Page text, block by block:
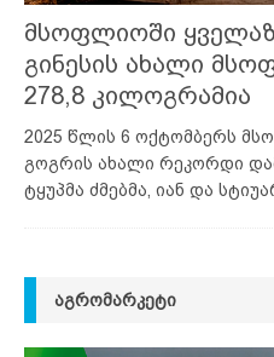
მსოფლიოში
გინესის ახალი
278,8 კილოგრამია
2025 წლის 6 ოქტომბერს
გოგრის ახალი რეკორდი
ტყუპმა ძმებმა, იან და
ᲐᲒᲠᲝᲛᲐᲠᲙᲔᲢᲘ